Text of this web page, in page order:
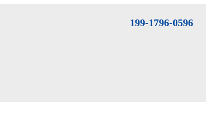
199-1796-0596